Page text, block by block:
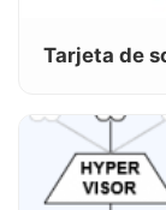
Tarjeta de